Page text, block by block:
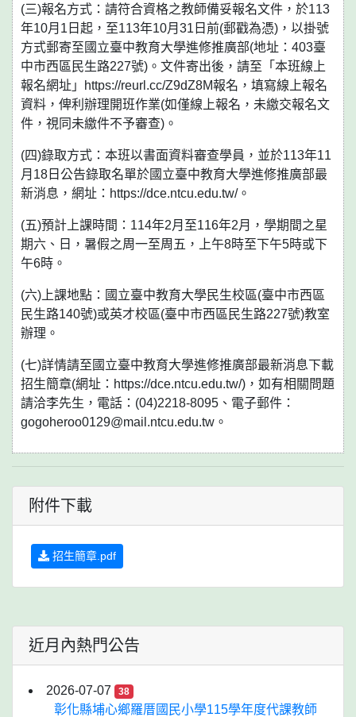
(三)報名方式：請符合資格之教師備妥報名文件，於113
年10月1日起，至113年10月31日前(郵戳為憑)，以掛號
方式郵寄至國立臺中教育大學進修推廣部(地址：403臺
中市西區民生路227號)。文件寄出後，請至「本班線上
報名網址」https://reurl.cc/Z9dZ8M報名，填寫線上報名
資料，俾利辦理開班作業(如僅線上報名，未繳交報名文
件，視同未繳件不予審查)。
(四)錄取方式：本班以書面資料審查學員，並於113年11
月18日公告錄取名單於國立臺中教育大學進修推廣部最
新消息，網址：https://dce.ntcu.edu.tw/。
(五)預計上課時間：114年2月至116年2月，學期間之星
期六、日，暑假之周一至周五，上午8時至下午5時或下
午6時。
(六)上課地點：國立臺中教育大學民生校區(臺中市西區
民生路140號)或英才校區(臺中市西區民生路227號)教室
辦理。
(七)詳情請至國立臺中教育大學進修推廣部最新消息下載
招生簡章(網址：https://dce.ntcu.edu.tw/)，如有相關問題
請洽李先生，電話：(04)2218-8095、電子郵件：
gogoheroo0129@mail.ntcu.edu.tw。
附件下載
招生簡章.pdf
近月內熱門公告
2026-07-07 38
彰化縣埔心鄉羅厝國民小學115學年度代課教師